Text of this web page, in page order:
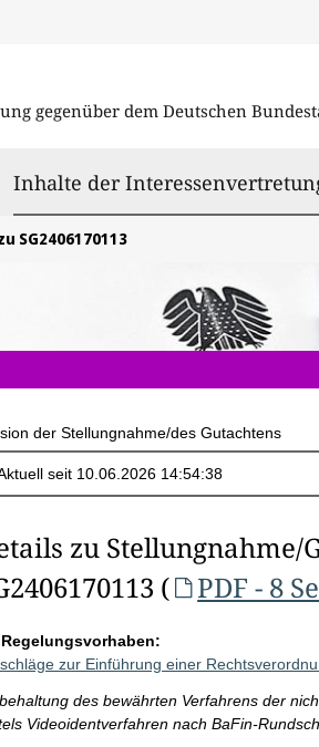
gegenüber dem Deutschen
Inhalte der
SG2406170113
der Stellungnahme/des Gutachtens
zu Stellungnahme/
(
PDF - 8
zur Einführung einer
des bewährten Verfahrens der
Videoidentverfahren nach BaFin-